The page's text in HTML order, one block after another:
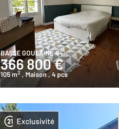
BASSE GOULAINE 44
366 800 €
105 m2 , Maison, 4 pcs
Exclusivité